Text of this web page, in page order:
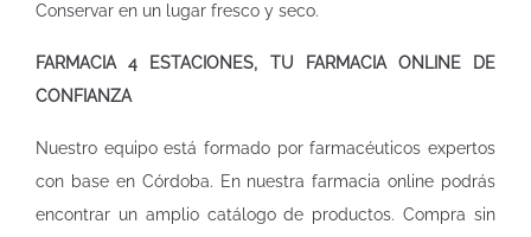
Conservar en un lugar fresco y seco.
FARMACIA 4 ESTACIONES, TU FARMACIA ONLINE DE
CONFIANZA
Nuestro equipo está formado por farmacéuticos expertos
con base en Córdoba. En nuestrafarmacia online podrás
encontrar un amplio catálogo de productos. Compra sin